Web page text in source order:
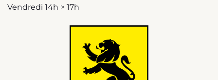
Vendredi 14h > 17h